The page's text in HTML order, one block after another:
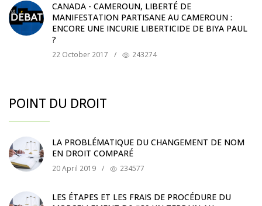
CANADA - CAMEROUN, LIBERTÉ DE
MANIFESTATION PARTISANE AU CAMEROUN :
ENCORE UNE INCURIE LIBERTICIDE DE BIYA PAUL
?
22 October 2017 / 243274
POINT DU DROIT
LA PROBLÉMATIQUE DU CHANGEMENT DE NOM
EN DROIT COMPARÉ
20 April 2019 / 234577
LES ÉTAPES ET LES FRAIS DE PROCÉDURE DU